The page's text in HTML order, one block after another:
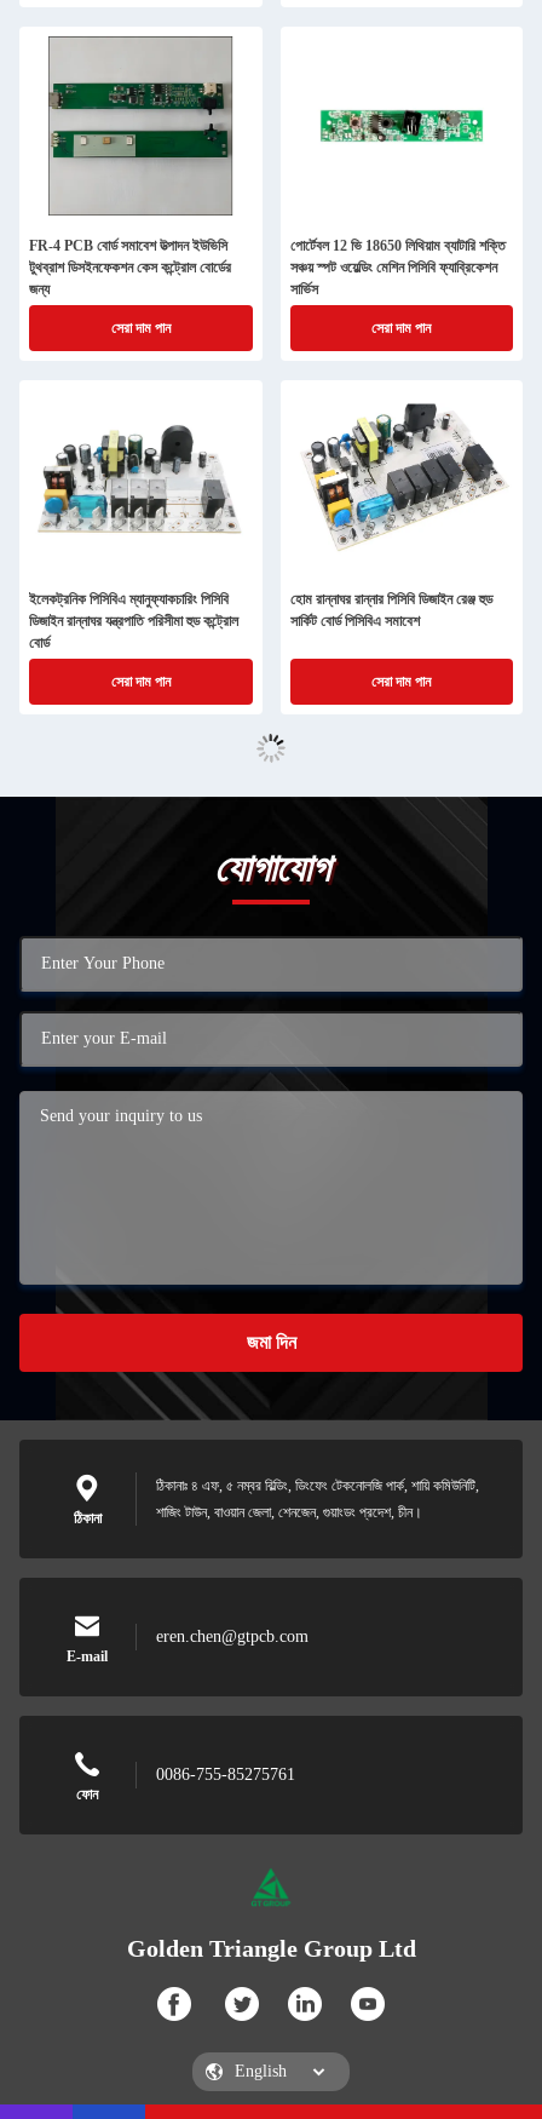
FR-4 PCB বোর্ড সমাবেশ উত্পাদন ইউভিসি
টুথব্রাশ ডিসইনফেকশন কেস কন্ট্রোল বোর্ডের
জন্য
সেরা দাম পান
পোর্টেবল 12 ভি 18650 লিথিয়াম ব্যাটারি শক্তি
সঞ্চয় স্পট ওয়েল্ডিং মেশিন পিসিবি ফ্যাব্রিকেশন
সার্ভিস
সেরা দাম পান
ইলেকট্রনিক পিসিবিএ ম্যানুফ্যাকচারিং পিসিবি
ডিজাইন রান্নাঘর যন্ত্রপাতি পরিসীমা হুড কন্ট্রোল
বোর্ড
সেরা দাম পান
হোম রান্নাঘর রান্নার পিসিবি ডিজাইন রেঞ্জ হুড
সার্কিট বোর্ড পিসিবিএ সমাবেশ
সেরা দাম পান
যোগাযোগ
জমা দিন
ঠিকানা
ঠিকানাঃ ৪ এফ, ৫ নম্বর বিল্ডিং, ডিংফেং টেকনোলজি পার্ক, শায়ি কমিউনিটি,
শাজিং টাউন, বাওয়ান জেলা, শেনজেন, গুয়াংডং প্রদেশ, চীন।
E-mail
eren.chen@gtpcb.com
ফোন
0086-755-85275761
Golden Triangle Group Ltd